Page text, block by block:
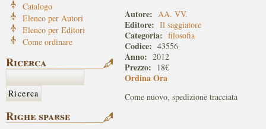
Autore: AA. VV.
Editore: Il saggiatore
Categoria: filosofia
Codice: 43556
Anno: 2012
Prezzo: 18€
Ordina Ora
Come nuovo, spedizione tracciata
Catalogo
Elenco per Autori
Elenco per Editori
Come ordinare
Ricerca
Righe sparse